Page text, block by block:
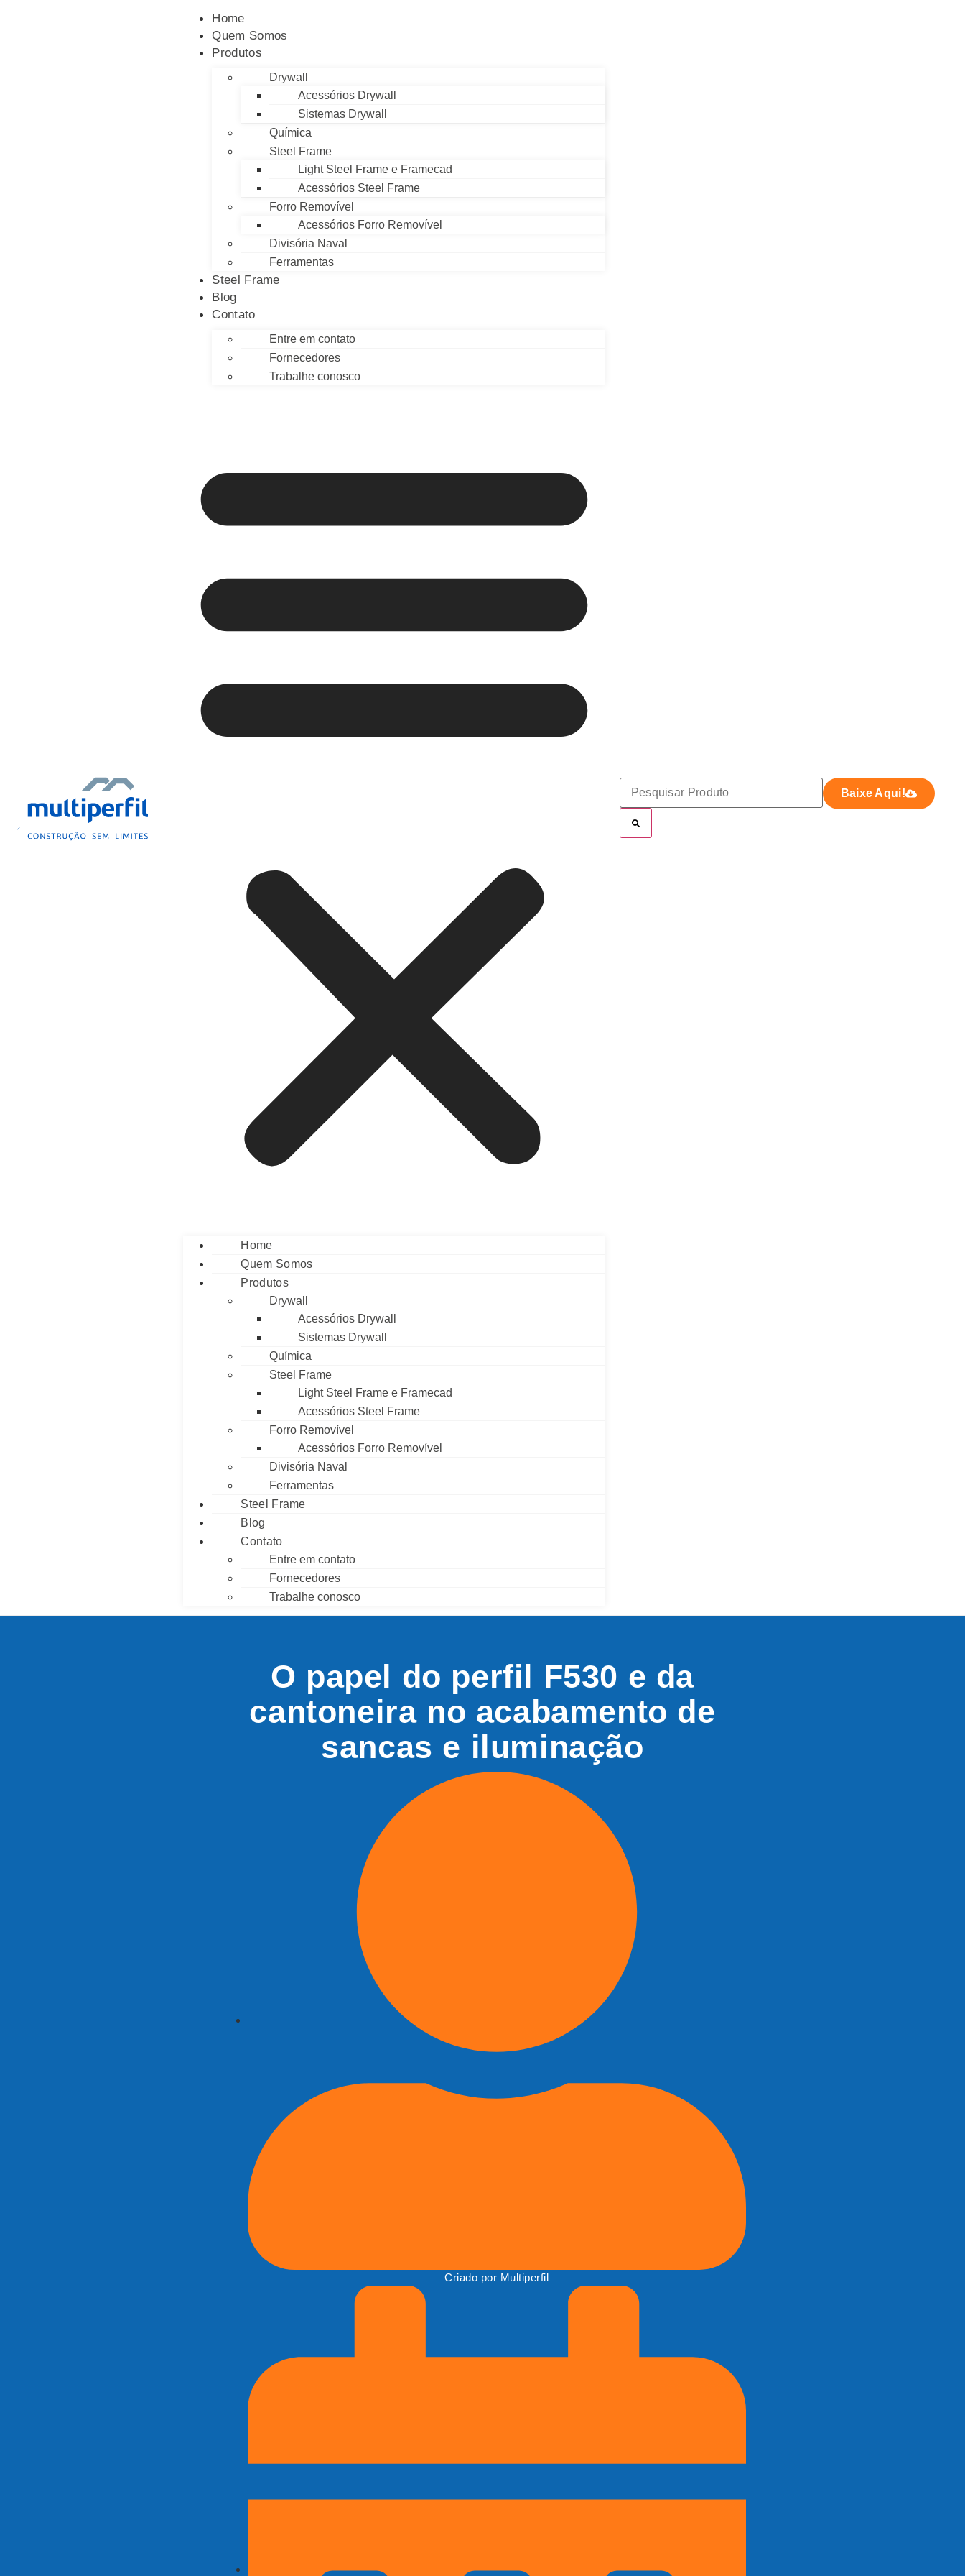
Home
Quem Somos
Produtos
Drywall
Acessórios Drywall
Sistemas Drywall
Química
Steel Frame
Light Steel Frame e Framecad
Acessórios Steel Frame
Forro Removível
Acessórios Forro Removível
Divisória Naval
Ferramentas
Steel Frame
Blog
Contato
Entre em contato
Fornecedores
Trabalhe conosco
Home
Quem Somos
Produtos
Drywall
Acessórios Drywall
Sistemas Drywall
Química
Steel Frame
Light Steel Frame e Framecad
Acessórios Steel Frame
Forro Removível
Acessórios Forro Removível
Divisória Naval
Ferramentas
Steel Frame
Blog
Contato
Entre em contato
Fornecedores
Trabalhe conosco
Baixe Aqui!
O papel do perfil F530 e da
cantoneira no acabamento de
sancas e iluminação
Criado por Multiperfil